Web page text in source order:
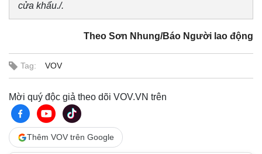
cửa khẩu./.
Theo Sơn Nhung/Báo Người lao động
Tag: VOV
Mời quý độc giả theo dõi VOV.VN trên
Thêm VOV trên Google